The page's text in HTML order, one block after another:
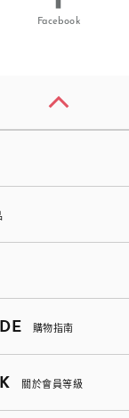
Facebook
購物指南
關於會員等級